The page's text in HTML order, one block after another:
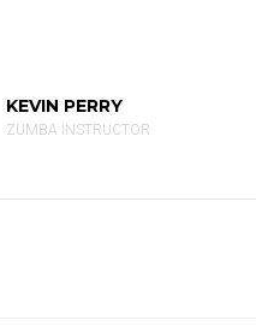
KEVIN PERRY
ZUMBA INSTRUCTOR